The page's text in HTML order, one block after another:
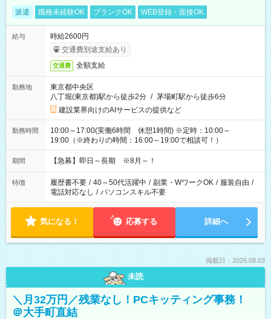
派遣 職種未経験OK ブランクOK WEB登録・面接OK
給与
時給2600円
交通費別途支給あり
交通費 全額支給
勤務地
東京都中央区
八丁堀(東京都)駅から徒歩2分 / 茅場町駅から徒歩6分
建設業界向けのAIサービスの提供など
勤務時間
10:00～17:00(実働6時間 休憩1時間) ※定時：10:00～
19:00（※終わりの時間：16:00～19:00で相談可！）
期間 【急募】即日～長期 ※8月～！
特徴 履歴書不要 / 40～50代活躍中 / 副業・WワークOK / 服装自由 /
電話対応なし / パソコンスキル不要
気になる！ 応募する 詳細へ
掲載日：2026.08.03
未読
＼月32万円／残業なし！PCキッティング事務！
＠大手町直結